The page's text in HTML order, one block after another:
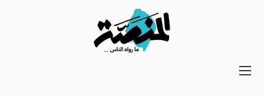
Main